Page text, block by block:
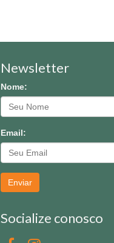
Newsletter
Nome:
Email:
Enviar
Socialize conosco